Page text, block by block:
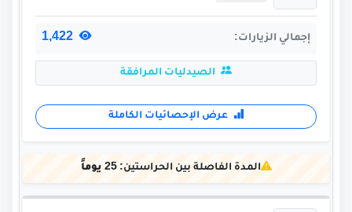
إجمالي الزيارات:
الصيدليات المرافقة
عرض الإحصائيات الكاملة
المدة الفاصلة بين الحراستين:25 يوماً